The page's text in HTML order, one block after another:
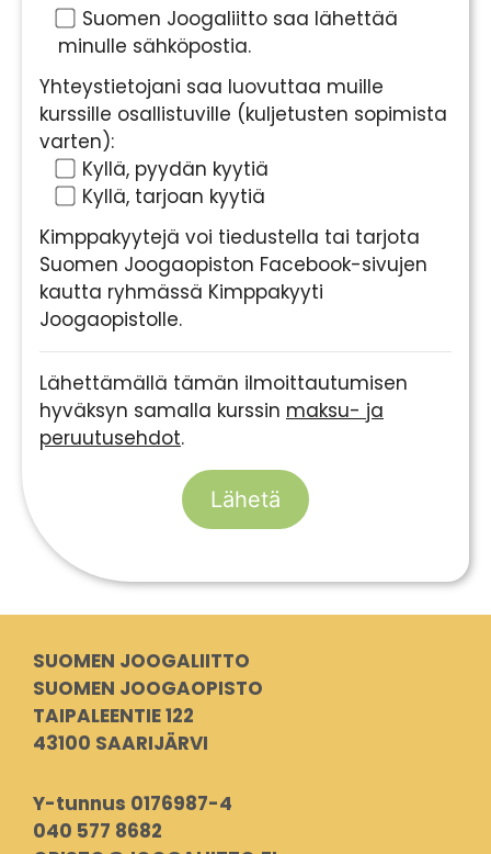
Suomen Joogaliitto saa lähettää
minulle sähköpostia.
Yhteystietojani saa luovuttaa muille
kurssille osallistuville (kuljetusten sopimista
varten):
Kyllä, pyydän kyytiä
Kyllä, tarjoan kyytiä
Kimppakyytejä voi tiedustella tai tarjota
Suomen Joogaopiston Facebook-sivujen
kautta ryhmässä Kimppakyyti
Joogaopistolle.
Lähettämällä tämän ilmoittautumisen
hyväksyn samalla kurssin maksu- ja
peruutusehdot.
SUOMEN JOOGALIITTO
SUOMEN JOOGAOPISTO
TAIPALEENTIE 122
43100 SAARIJÄRVI
Y-tunnus 0176987-4
040 577 8682